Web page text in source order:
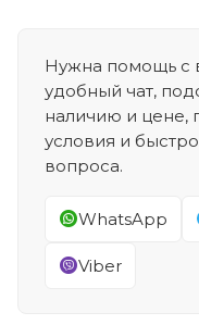
Нужна помощь с
удобный чат,
наличию и
условия и
вопроса.
WhatsApp
Viber